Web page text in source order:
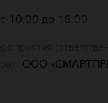
с 10:00 до 16:00
ООО